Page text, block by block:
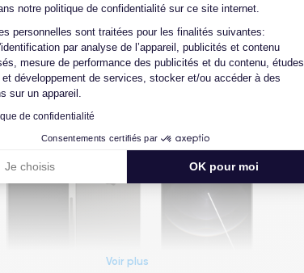
notre politique de confidentialité sur ce site internet.
personnelles sont traitées pour les finalités suivantes:
par analyse de l’appareil, publicités et contenu
mesure de performance des publicités et du contenu, études
et développement de services, stocker et/ou accéder à des
sur un appareil.
de confidentialité
Consentements certifiés par
Je choisis OK pour moi
Voir plus